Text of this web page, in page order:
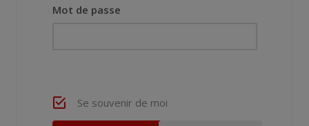
Mot de passe
Se souvenir de moi